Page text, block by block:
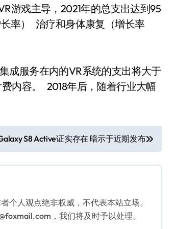
游戏主导，2021年的总支出达到95
率） 治疗和身体康复（增长率
成服务在内的VR系统的支出将大于
内容。 2018年后，随着行业大幅
S8 Active证实存在 暗示于近期发布
个人观点绝非权威，不代表本站立场。
，我们将及时予以处理。